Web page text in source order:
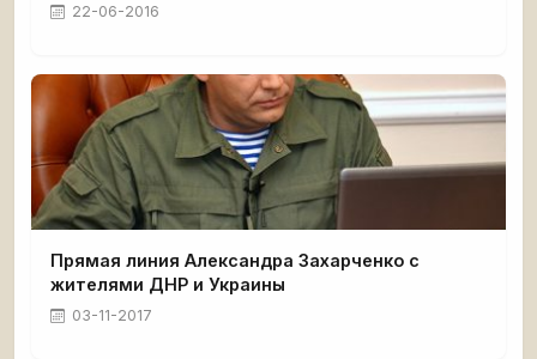
22-06-2016
Прямая линия Александра Захарченко с
жителями ДНР и Украины
03-11-2017